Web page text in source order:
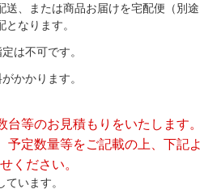
送、または商品お届けを宅配便（別途
なります。
は不可です。
かかります。
等のお見積もりをいたします。
予定数量等をご記載の上、下記よ
ください。
います。